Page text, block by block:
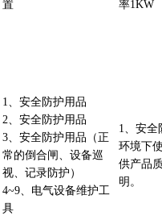
置
率1KW
1、安全防护用品
2、安全防护用品
3、安全防护用品（正
常的倒合闸、设备巡
视、记录防护）
4~9、电气设备维护工
具
1、安全
环境下
供产品
明。